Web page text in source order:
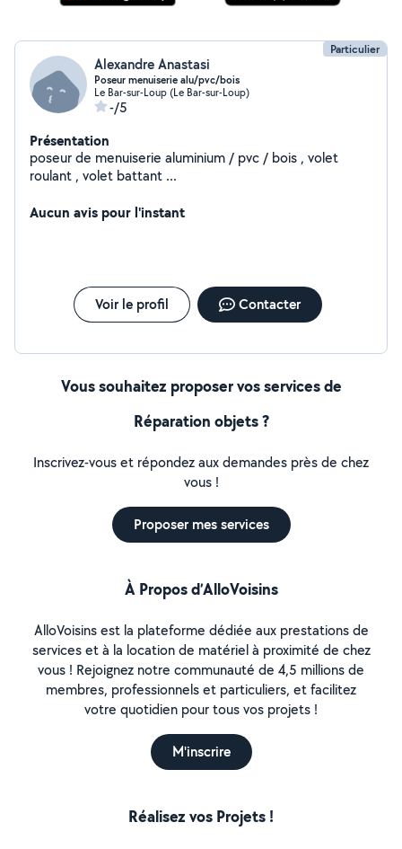
Particulier
Alexandre Anastasi
Poseur menuiserie alu/pvc/bois
Le Bar-sur-Loup (Le Bar-sur-Loup)
-/5
Présentation
poseur de menuiserie aluminium / pvc / bois , volet
roulant , volet battant ...
Aucun avis pour l'instant
Voir le profil Contacter
Vous souhaitez proposer vos services de
Réparation objets ?
Inscrivez-vous et répondez aux demandes près de chez
vous !
Proposer mes services
À Propos d’AlloVoisins
AlloVoisins est la plateforme dédiée aux prestations de
services et à la location de matériel à proximité de chez
vous ! Rejoignez notre communauté de 4,5 millions de
membres, professionnels et particuliers, et facilitez
votre quotidien pour tous vos projets !
M'inscrire
Réalisez vos Projets !